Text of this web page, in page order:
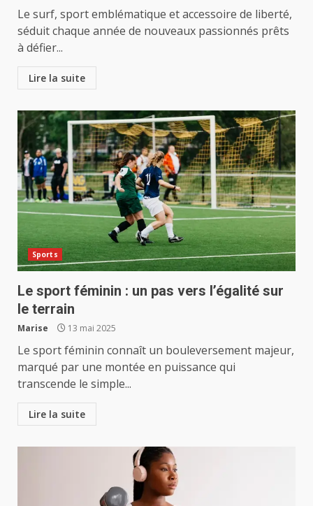
Le surf, sport emblématique et accessoire de liberté,
séduit chaque année de nouveaux passionnés prêts
à défier...
Lire la suite
Sports
Le sport féminin : un pas vers l’égalité sur
le terrain
Marise 13 mai 2025
Le sport féminin connaît un bouleversement majeur,
marqué par une montée en puissance qui
transcende le simple...
Lire la suite